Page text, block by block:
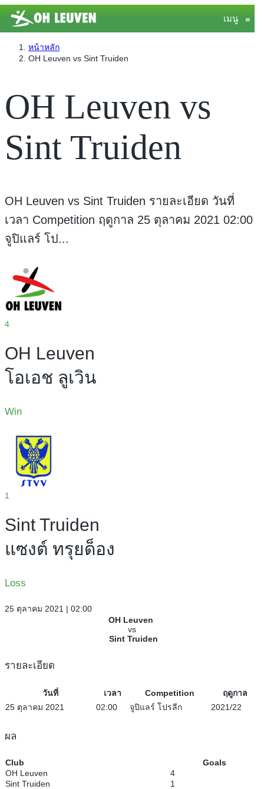
เมนู ≡
หน้าหลัก
OH Leuven vs Sint Truiden
OH Leuven vs
Sint Truiden
OH Leuven vs Sint Truiden รายละเอียด วันที่
เวลา Competition ฤดูกาล 25 ตุลาคม 2021 02:00
จูปิแลร์ โป...
4
OH Leuven
โอเอช ลูเวิน
Win
1
Sint Truiden
แซงต์ ทรุยด็อง
Loss
25 ตุลาคม 2021 | 02:00
OH Leuven
vs
Sint Truiden
รายละเอียด
วันที่ เวลา Competition
ฤดูกาล
25 ตุลาคม 2021
02:00 จูปิแลร์ โปรลีก 2021/22
ผล
Club
Goals
OH Leuven
4
Sint Truiden
1